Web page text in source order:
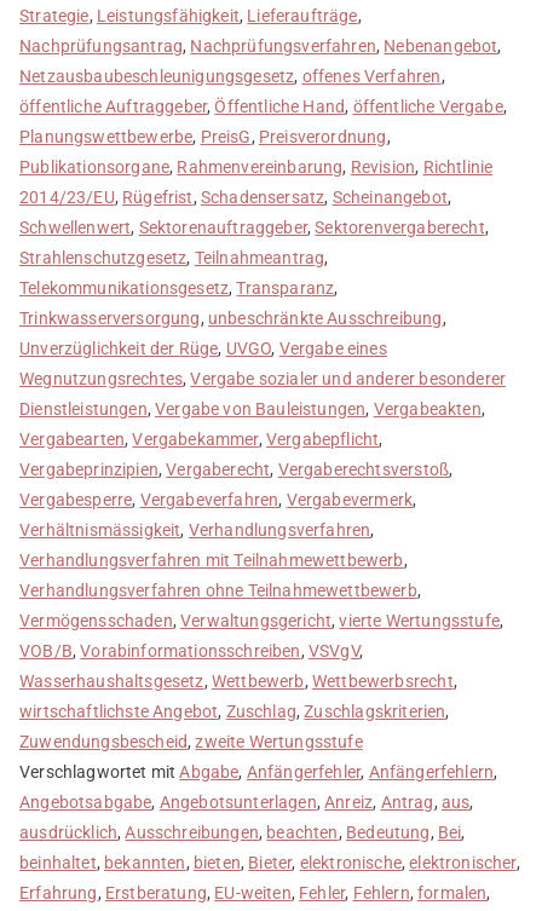
Strategie, Leistungsfähigkeit, Lieferaufträge,
Nachprüfungsantrag, Nachprüfungsverfahren, Nebenangebot,
Netzausbaubeschleunigungsgesetz, offenes Verfahren,
öffentliche Auftraggeber,Öffentliche Hand, öffentliche Vergabe,
Planungswettbewerbe, PreisG, Preisverordnung,
Publikationsorgane, Rahmenvereinbarung, Revision, Richtlinie
2014/23/EU, Rügefrist, Schadensersatz, Scheinangebot,
Schwellenwert, Sektorenauftraggeber,Sektorenvergaberecht,
Strahlenschutzgesetz, Teilnahmeantrag,
Telekommunikationsgesetz,Transparanz,
Trinkwasserversorgung, unbeschränkte Ausschreibung,
Unverzüglichkeit der Rüge, UVGO, Vergabe eines
Wegnutzungsrechtes,Vergabe sozialer und anderer besonderer
Dienstleistungen,Vergabe von Bauleistungen, Vergabeakten,
Vergabearten,Vergabekammer, Vergabepflicht,
Vergabeprinzipien,Vergaberecht, Vergaberechtsverstoß,
Vergabesperre, Vergabeverfahren, Vergabevermerk,
Verhältnismässigkeit, Verhandlungsverfahren,
Verhandlungsverfahren mit Teilnahmewettbewerb,
Verhandlungsverfahren ohne Teilnahmewettbewerb,
Vermögensschaden,Verwaltungsgericht,vierte Wertungsstufe,
VOB/B,Vorabinformationsschreiben, VSVgV,
Wasserhaushaltsgesetz, Wettbewerb, Wettbewerbsrecht,
wirtschaftlichste Angebot, Zuschlag,Zuschlagskriterien,
Zuwendungsbescheid,zweite Wertungsstufe
Verschlagwortet mitAbgabe, Anfängerfehler, Anfängerfehlern,
Angebotsabgabe, Angebotsunterlagen,Anreiz, Antrag, aus,
ausdrücklich,Ausschreibungen, beachten, Bedeutung, Bei,
beinhaltet, bekannten, bieten, Bieter, elektronische,elektronischer,
Erfahrung, Erstberatung, EU-weiten, Fehler, Fehlern,formalen,